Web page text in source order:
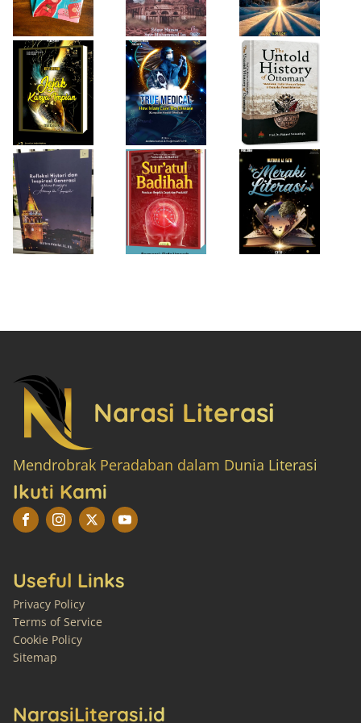
Buku Medis
Ottoman
Desi Wulan Sari
Refleksi Histori
dan Inspirasi
Generasi di Masa
Pandemi
“Achieving the
Impossible”
Firda Umayah
Sur'atul Badihah,
Panduan Berpikir
Cepat dan
Produktif
Sartinah
Rempaka
Literasiku
Narasi Literasi
Mendrobrak Peradaban dalam Dunia Literasi
Ikuti Kami
Useful Links
Privacy Policy
Terms of Service
Cookie Policy
Sitemap
NarasiLiterasi.id